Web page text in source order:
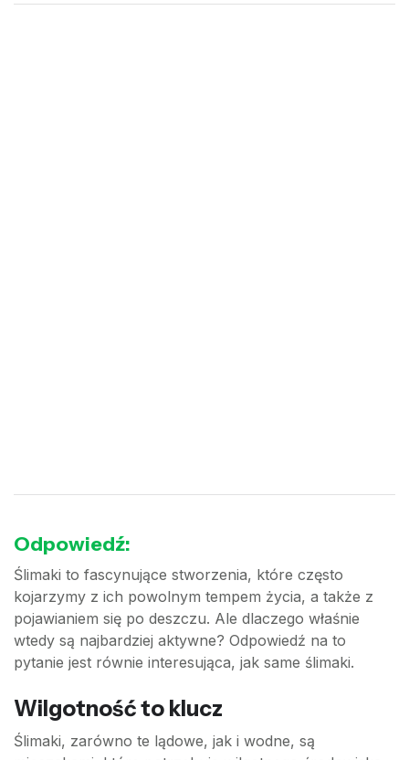
Odpowiedź:
Ślimaki to fascynujące stworzenia, które często
kojarzymy z ich powolnym tempem życia, a także z
pojawianiem się po deszczu. Ale dlaczego właśnie
wtedy są najbardziej aktywne? Odpowiedź na to
pytanie jest równie interesująca, jak same ślimaki.
Wilgotność to klucz
Ślimaki, zarówno te lądowe, jak i wodne, są